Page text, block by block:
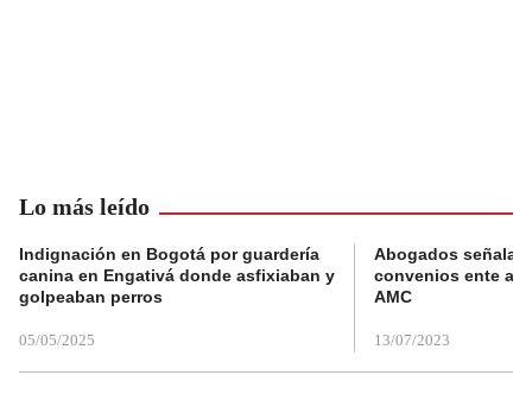
Lo más leído
Indignación en Bogotá por guardería
canina en Engativá donde asfixiaban y
golpeaban perros
05/05/2025
Abogados
convenios ente
AMC
13/07/2023